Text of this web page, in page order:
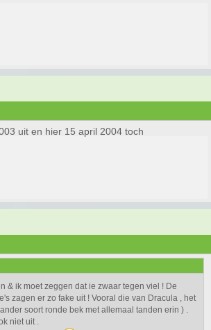
uit en hier 15 april 2004 toch
& ik moet zeggen dat ie zwaar tegen viel ! De
zagen er zo fake uit ! Vooral die van Dracula , het
soort ronde bek met allemaal tanden erin ) .
niet uit .